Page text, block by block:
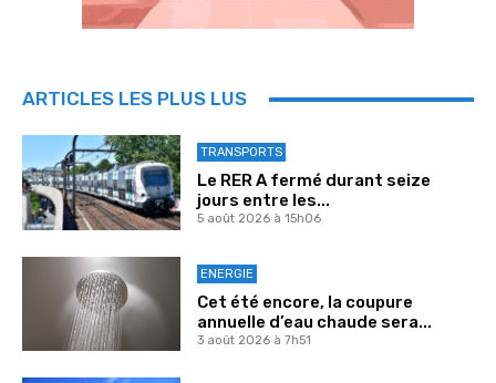
ARTICLES LES PLUS LUS
TRANSPORTS
Le RER A fermé durant seize
jours entre les...
5 août 2026 à 15h06
ENERGIE
Cet été encore, la coupure
annuelle d’eau chaude sera...
3 août 2026 à 7h51